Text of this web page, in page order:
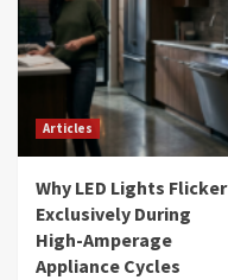
Articles
Why LED Lights Flicker
Exclusively During
High-Amperage
Appliance Cycles